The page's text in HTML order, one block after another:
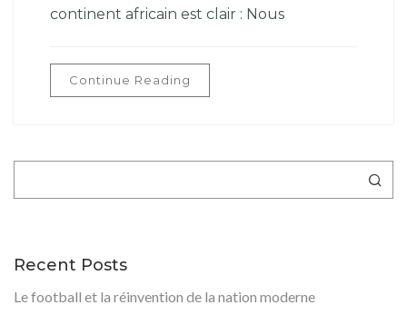
continent africain est clair : Nous
Continue Reading
Recent Posts
Le football et la réinvention de la nation moderne